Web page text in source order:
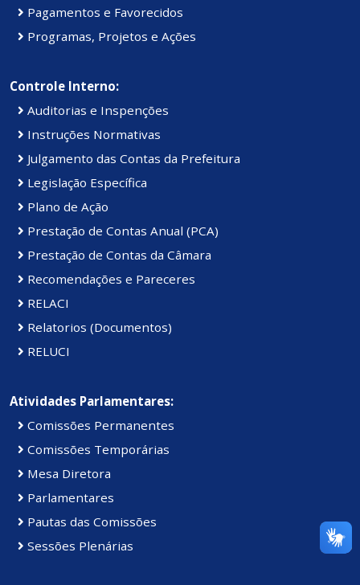
Pagamentos e Favorecidos
Programas, Projetos e Ações
Controle Interno:
Auditorias e Inspenções
Instruções Normativas
Julgamento das Contas da Prefeitura
Legislação Específica
Plano de Ação
Prestação de Contas Anual (PCA)
Prestação de Contas da Câmara
Recomendações e Pareceres
RELACI
Relatorios (Documentos)
RELUCI
Atividades Parlamentares:
Comissões Permanentes
Comissões Temporárias
Mesa Diretora
Parlamentares
Pautas das Comissões
Sessões Plenárias